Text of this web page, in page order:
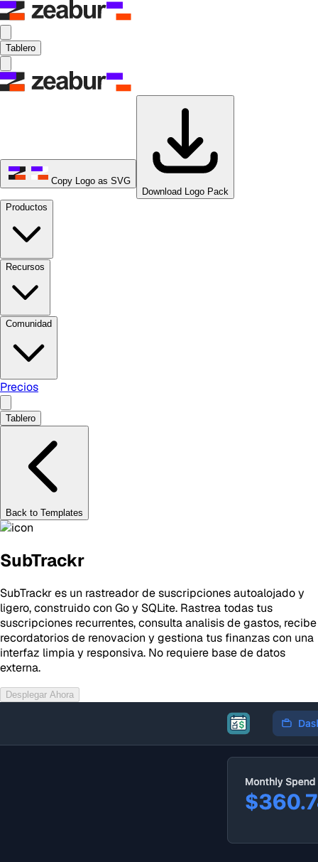
Tablero
Copy Logo as SVG
Download Logo Pack
Productos
Recursos
Comunidad
Precios
Tablero
Back to Templates
SubTrackr
SubTrackr es un rastreador de suscripciones autoalojado y
ligero, construido con Go y SQLite. Rastrea todas tus
suscripciones recurrentes, consulta analisis de gastos, recibe
recordatorios de renovacion y gestiona tus finanzas con una
interfaz limpia y responsiva. No requiere base de datos
externa.
Desplegar Ahora